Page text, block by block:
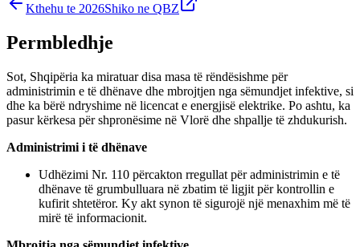
Kthehu te 2026Shiko ne QBZ
Permbledhje
Sot, Shqipëria ka miratuar disa masa të rëndësishme për
administrimin e të dhënave dhe mbrojtjen nga sëmundjet infektive, si
dhe ka bërë ndryshime në licencat e energjisë elektrike. Po ashtu, ka
pasur kërkesa për shpronësime në Vlorë dhe shpallje të zhdukurish.
Administrimi i të dhënave
Udhëzimi Nr. 110 përcakton rregullat për administrimin e të
dhënave të grumbulluara në zbatim të ligjit për kontrollin e
kufirit shtetëror. Ky akt synon të sigurojë një menaxhim më të
mirë të informacionit.